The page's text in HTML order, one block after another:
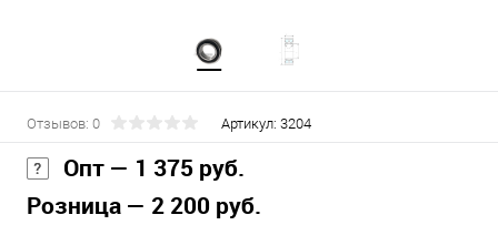
Отзывов: 0 Артикул: 3204
Опт — 1 375 руб.
Розница — 2 200 руб.